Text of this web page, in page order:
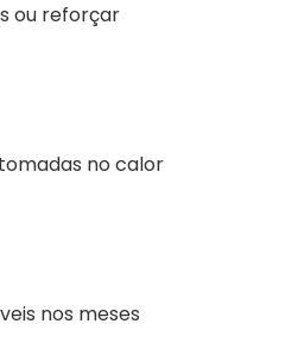
ou reforçar
no calor
nos meses